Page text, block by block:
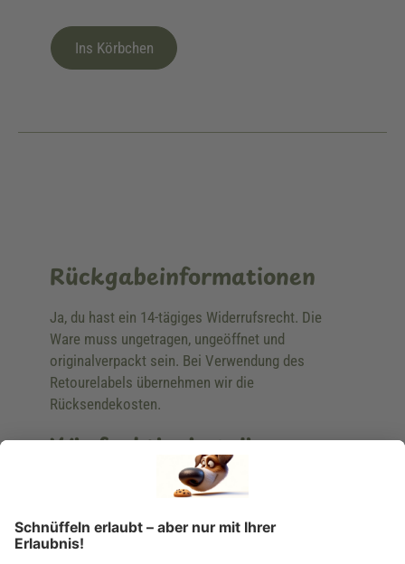
Ins Körbchen
Rückgabeinformationen
Ja, du hast ein 14-tägiges Widerrufsrecht. Die
Ware muss ungetragen, ungeöffnet und
originalverpackt sein. Bei Verwendung des
Retourelabels übernehmen wir die
Rücksendekosten.
Wie funktioniert die
Rücksendung?
Bitte fülle das Rücksendeformular aus. Dieses
findest du online. Verpacke die Artikel